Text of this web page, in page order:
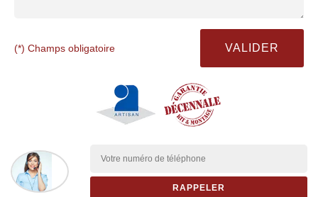
(*) Champs obligatoire